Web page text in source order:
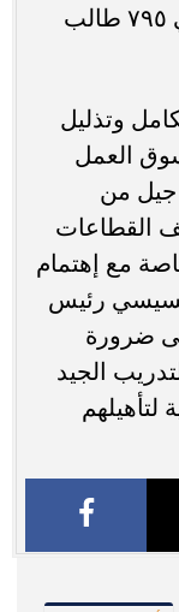
المختلفة بالمرحلة الثانوية بإجمالي ٧٩٥ طالب
وتذليل
العمل
جيل من
القطاعات
مع إهتمام
السيسي رئيس
ضرورة
الجيد
لتأهيلهم